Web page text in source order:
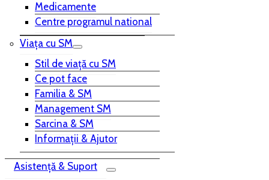
Medicamente
Centre programul national
Viața cu SM
Stil de viață cu SM
Ce pot face
Familia & SM
Management SM
Sarcina & SM
Informații & Ajutor
Asistență & Suport